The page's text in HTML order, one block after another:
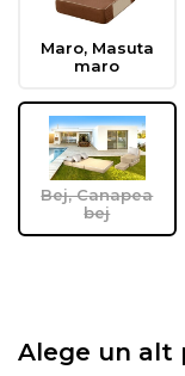
Maro, Masuta
maro
Bej, Canapea
bej
Alege un alt